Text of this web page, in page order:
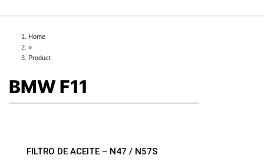
Home
»
Product
BMW F11
FILTRO DE ACEITE – N47 / N57S